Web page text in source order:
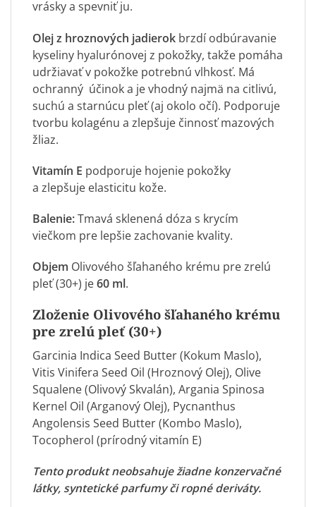
vrásky a spevniť ju.
Olej z hroznových jadierok brzdí odbúravanie
kyseliny hyalurónovej z pokožky, takže pomáha
udržiavať v pokožke potrebnú vlhkosť. Má
ochranný účinok a je vhodný najmä na citlivú,
suchú a starnúcu pleť (aj okolo očí). Podporuje
tvorbu kolagénu a zlepšuje činnosť mazových
žliaz.
Vitamín E podporuje hojenie pokožky
a zlepšuje elasticitu kože.
Balenie:Tmavá sklenená dóza s krycím
viečkom pre lepšie zachovanie kvality.
Objem Olivového šľahaného krému pre zrelú
pleť (30+) je60 ml.
Zloženie Olivového šľahaného krému
pre zrelú pleť (30+)
Garcinia Indica Seed Butter (Kokum Maslo),
Vitis Vinifera Seed Oil (Hroznový Olej), Olive
Squalene (Olivový Skvalán), Argania Spinosa
Kernel Oil (Arganový Olej), Pycnanthus
Angolensis Seed Butter (Kombo Maslo),
Tocopherol (prírodný vitamín E)
Tento produkt neobsahuje žiadne konzervačné
látky, syntetické parfumy či ropné deriváty.